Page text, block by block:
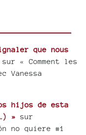
que nous
sur « Comment les
Vanessa
hijos de esta
» sur
no quiere #1